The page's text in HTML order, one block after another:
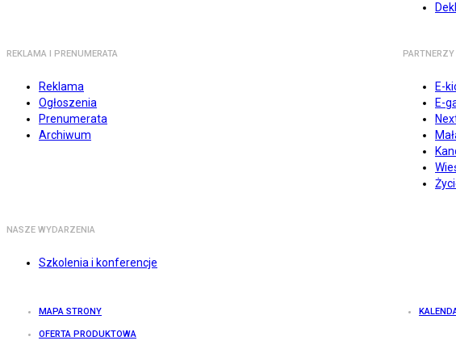
REKLAMA I PRENUMERATA
Reklama
Ogłoszenia
Prenumerata
Archiwum
PARTNERZY
E-
E-
NASZE WYDARZENIA
Szkolenia i konferencje
MAPA STRONY
OFERTA PRODUKTOWA